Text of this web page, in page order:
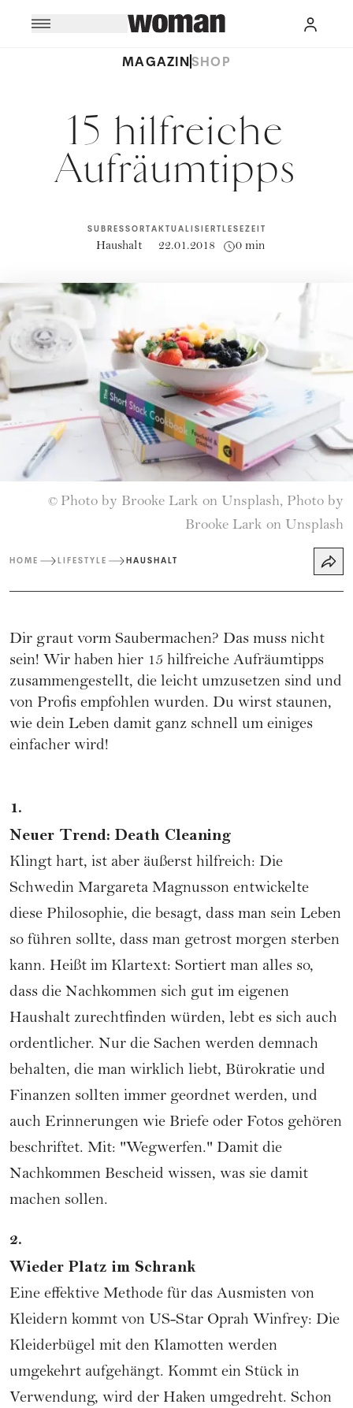
MAGAZINSHOP
15 hilfreiche
Aufräumtipps
SUBRESSORT
Haushalt
AKTUALISIERT
22.01.2018
LESEZEIT
0 min
© Photo by Brooke Lark on Unsplash, Photo by
Brooke Lark on Unsplash
HOME LIFESTYLE HAUSHALT
Dir graut vorm Saubermachen? Das muss nicht
sein! Wir haben hier 15 hilfreiche Aufräumtipps
zusammengestellt, die leicht umzusetzen sind und
von Profis empfohlen wurden. Du wirst staunen,
wie dein Leben damit ganz schnell um einiges
einfacher wird!
1.
Neuer Trend: Death Cleaning
Klingt hart, ist aber äußerst hilfreich: Die
Schwedin Margareta Magnusson entwickelte
diese Philosophie, die besagt, dass man sein Leben
so führen sollte, dass man getrost morgen sterben
kann. Heißt im Klartext: Sortiert man alles so,
dass die Nachkommen sich gut im eigenen
Haushalt zurechtfinden würden, lebt es sich auch
ordentlicher. Nur die Sachen werden demnach
behalten, die man wirklich liebt, Bürokratie und
Finanzen sollten immer geordnet werden, und
auch Erinnerungen wie Briefe oder Fotos gehören
beschriftet. Mit: "Wegwerfen." Damit die
Nachkommen Bescheid wissen, was sie damit
machen sollen.
2.
Wieder Platz im Schrank
Eine effektive Methode für das Ausmisten von
Kleidern kommt von US-Star Oprah Winfrey: Die
Kleiderbügel mit den Klamotten werden
umgekehrt aufgehängt. Kommt ein Stück in
Verwendung, wird der Haken umgedreht. Schon